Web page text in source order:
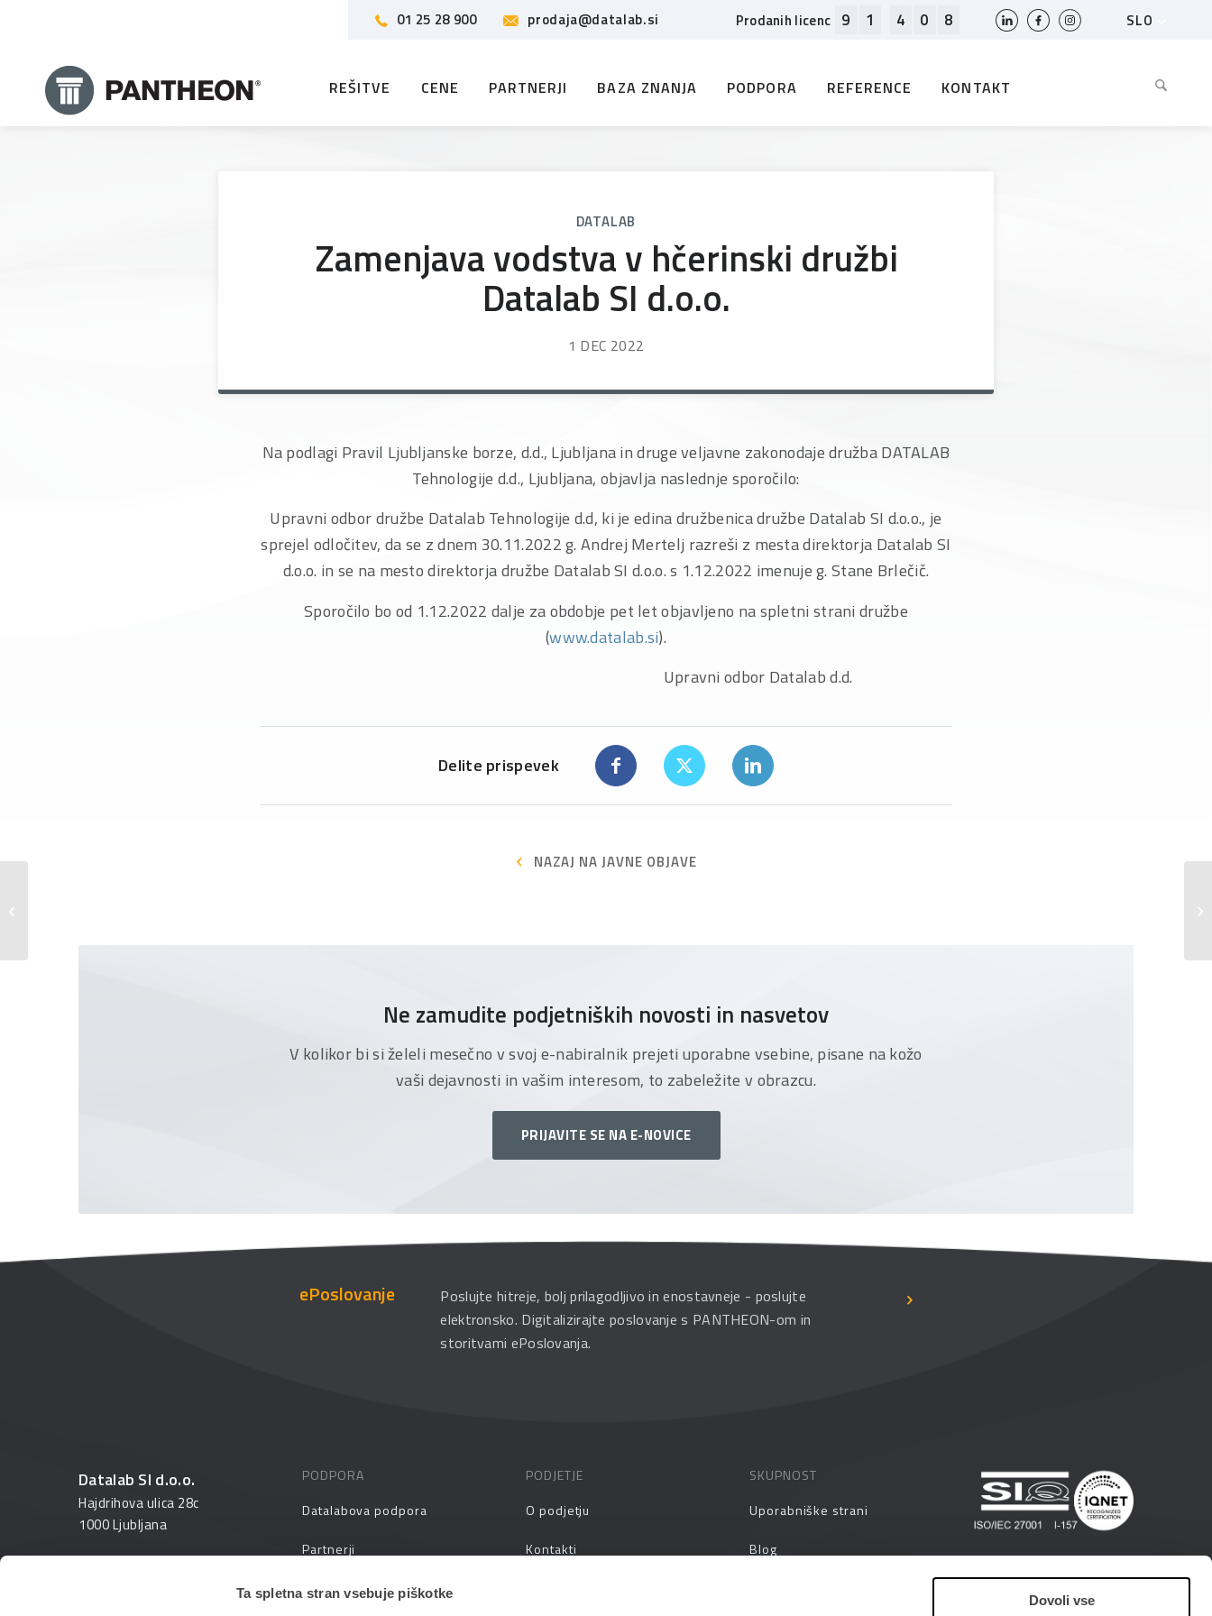
Ta spletna stran vsebuje piškotke
Dovoli vse
01 25 28 900 prodaja@datalab.si Prodanih licenc 9 1 4 0 8
SLO
REŠITVE CENE PARTNERJI BAZA ZNANJA PODPORA REFERENCE KONTAKT
DATALAB
Zamenjava vodstva v hčerinski družbi
Datalab SI d.o.o.
1 DEC 2022
Na podlagi Pravil Ljubljanske borze, d.d., Ljubljana in druge veljavne zakonodaje družba DATALAB
Tehnologije d.d., Ljubljana, objavlja naslednje sporočilo:
Upravni odbor družbe Datalab Tehnologije d.d, ki je edina družbenica družbe Datalab SI d.o.o., je
sprejel odločitev, da se z dnem 30.11.2022 g. Andrej Mertelj razreši z mesta direktorja Datalab SI
d.o.o. in se na mesto direktorja družbe Datalab SI d.o.o. s 1.12.2022 imenuje g. Stane Brlečič.
Sporočilo bo od 1.12.2022 dalje za obdobje pet let objavljeno na spletni strani družbe
(www.datalab.si).
Upravni odbor Datalab d.d.
Delite prispevek
NAZAJ NA JAVNE OBJAVE
Ne zamudite podjetniških novosti in nasvetov
V kolikor bi si želeli mesečno v svoj e-nabiralnik prejeti uporabne vsebine, pisane na kožo
vaši dejavnosti in vašim interesom, to zabeležite v obrazcu.
PRIJAVITE SE NA E-NOVICE
ePoslovanje
Poslujte hitreje, bolj prilagodljivo in enostavneje - poslujte
elektronsko. Digitalizirajte poslovanje s PANTHEON-om in
storitvami ePoslovanja.
Datalab SI d.o.o.
Hajdrihova ulica 28c
1000 Ljubljana
01 25 28 900
PODPORA
Datalabova podpora
Partnerji
FAQ – pogosta vprašanja
PODJETJE
O podjetju
Kontakti
SKUPNOST
Uporabniške strani
Blog